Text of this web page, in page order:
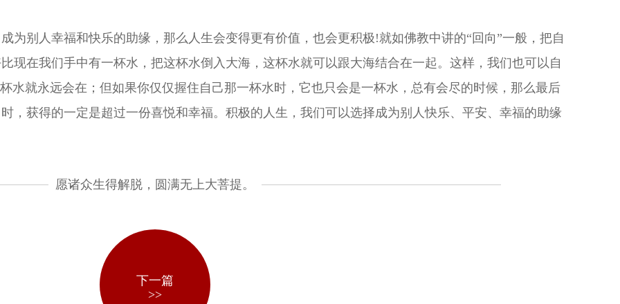
为别人幸福和快乐的助缘，那么人生会变得更有价值，也会更积极!就如佛教中讲的“回向”一般，把自
现在我们手中有一杯水，把这杯水倒入大海，这杯水就可以跟大海结合在一起。这样，我们也可以自
水就永远会在；但如果你仅仅握住自己那一杯水时，它也只会是一杯水，总有会尽的时候，那么最后
，获得的一定是超过一份喜悦和幸福。积极的人生，我们可以选择成为别人快乐、平安、幸福的助缘
愿诸众生得解脱，圆满无上大菩提。
下一篇
>>